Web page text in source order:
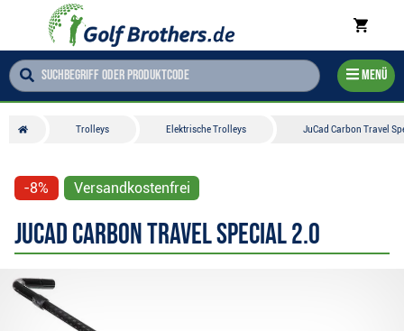
Menü
Trolleys Elektrische Trolleys JuCad Carbon Travel
-8% Versandkostenfrei
JuCad Carbon Travel Special 2.0